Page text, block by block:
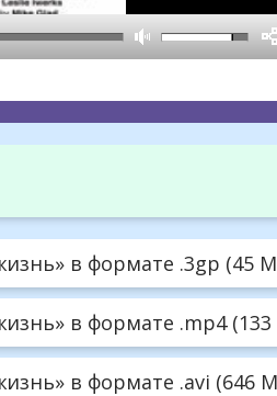
в формате .3gp (45
в формате .mp4 (133
в формате .avi (646